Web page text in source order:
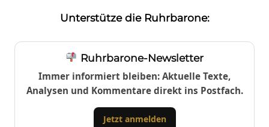
Unterstütze die Ruhrbarone:
Ruhrbarone-Newsletter
Immer informiert bleiben: Aktuelle Texte,
Analysen und Kommentare direkt ins Postfach.
Jetzt anmelden